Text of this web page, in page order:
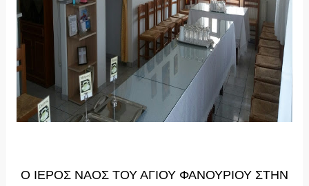
Ο ΙΕΡΟΣ ΝΑΟΣ ΤΟΥ ΑΓΙΟΥ ΦΑΝΟΥΡΙΟΥ ΣΤΗΝ